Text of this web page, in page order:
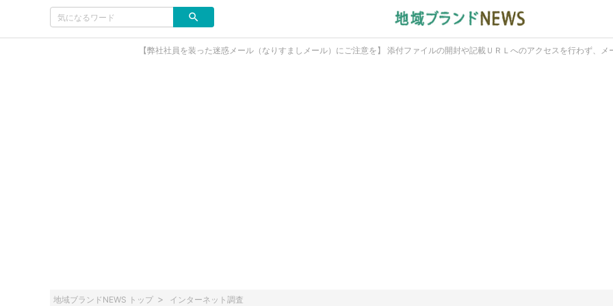
【弊社社員を装った迷惑メール（なりすましメール）にご注意を】 添付ファイルの開封や記載ＵＲＬへのアクセスを行わず、メ
地域ブランドNEWS トップ インターネット調査